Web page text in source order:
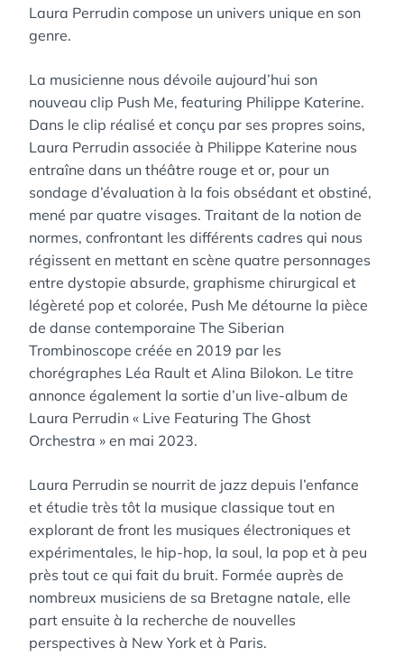
Laura Perrudin compose un univers unique en son
genre.
La musicienne nous dévoile aujourd’hui son
nouveau clip Push Me, featuring Philippe Katerine.
Dans le clip réalisé et conçu par ses propres soins,
Laura Perrudin associée à Philippe Katerine nous
entraîne dans un théâtre rouge et or, pour un
sondage d’évaluation à la fois obsédant et obstiné,
mené par quatre visages. Traitant de la notion de
normes, confrontant les différents cadres qui nous
régissent en mettant en scène quatre personnages
entre dystopie absurde, graphisme chirurgical et
légèreté pop et colorée, Push Me détourne la pièce
de danse contemporaine The Siberian
Trombinoscope créée en 2019 par les
chorégraphes Léa Rault et Alina Bilokon. Le titre
annonce également la sortie d’un live-album de
Laura Perrudin « Live Featuring The Ghost
Orchestra » en mai 2023.
Laura Perrudin se nourrit de jazz depuis l’enfance
et étudie très tôt la musique classique tout en
explorant de front les musiques électroniques et
expérimentales, le hip-hop, la soul, la pop et à peu
près tout ce qui fait du bruit. Formée auprès de
nombreux musiciens de sa Bretagne natale, elle
part ensuite à la recherche de nouvelles
perspectives à New York et à Paris.